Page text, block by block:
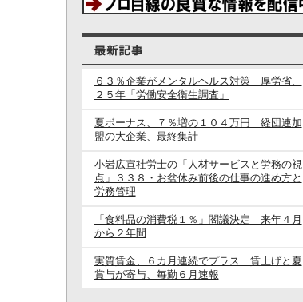
６３％企業がメンタルヘルス対策 厚労省、
２５年「労働安全衛生調査」
夏ボーナス、７％増の１０４万円 経団連加
盟の大企業、最終集計
小岩広宣社労士の「人材サービスと労務の視
点」３３８・お盆休み前後の仕事の進め方と
労務管理
「食料品の消費税１％」閣議決定 来年４月
から２年間
実質賃金、６カ月連続でプラス 賃上げと夏
賞与が寄与、毎勤６月速報